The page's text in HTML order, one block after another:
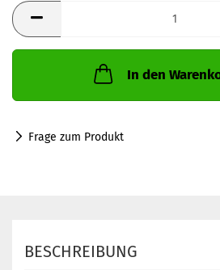
Stk.
In den
Frage zum Produkt
BESCHREIBUNG